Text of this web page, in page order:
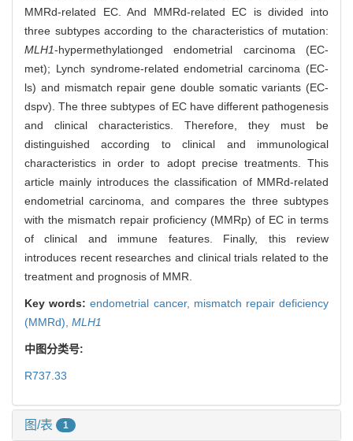
MMRd-related EC. And MMRd-related EC is divided into
three subtypes according to the characteristics of mutation:
MLH1-hypermethylationged endometrial carcinoma (EC-
met); Lynch syndrome-related endometrial carcinoma (EC-
ls) and mismatch repair gene double somatic variants (EC-
dspv). The three subtypes of EC have different pathogenesis
and clinical characteristics. Therefore, they must be
distinguished according to clinical and immunological
characteristics in order to adopt precise treatments. This
article mainly introduces the classification of MMRd-related
endometrial carcinoma, and compares the three subtypes
with the mismatch repair proficiency (MMRp) of EC in terms
of clinical and immune features. Finally, this review
introduces recent researches and clinical trials related to the
treatment and prognosis of MMR.
Key words:endometrial cancer, mismatch repair deficiency
(MMRd), MLH1
中图分类号:
R737.33
图/表 1